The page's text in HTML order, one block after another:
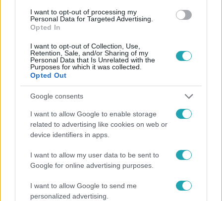
I want to opt-out of processing my
Personal Data for Targeted Advertising.
Opted In
I want to opt-out of Collection, Use,
Retention, Sale, and/or Sharing of my
Personal Data that Is Unrelated with the
Purposes for which it was collected.
Opted Out
Google consents
I want to allow Google to enable storage
related to advertising like cookies on web or
device identifiers in apps.
I want to allow my user data to be sent to
Google for online advertising purposes.
I want to allow Google to send me
personalized advertising.
HÍRADÓ #POLITIKA #GAZDASÁG SERTÉSHÚS
ÁFA-CSÖKKENTÉS
Népszerű